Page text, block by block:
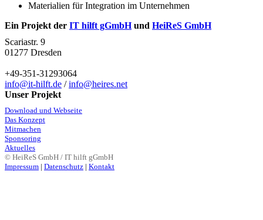
Materialien für Integration im Unternehmen
Ein Projekt der IT hilft gGmbHund HeiReS GmbH
Scariastr. 9
01277 Dresden
+49-351-31293064
info@it-hilft.de /info@heires.net
Unser Projekt
Download und Webseite
Das Konzept
Mitmachen
Sponsoring
Aktuelles
© HeiReS GmbH / IT hilft gGmbH
Impressum | Datenschutz | Kontakt